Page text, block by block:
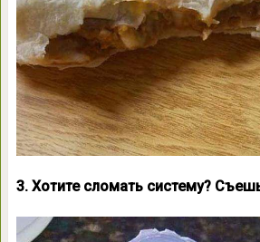
3. Хотите сломать систему?